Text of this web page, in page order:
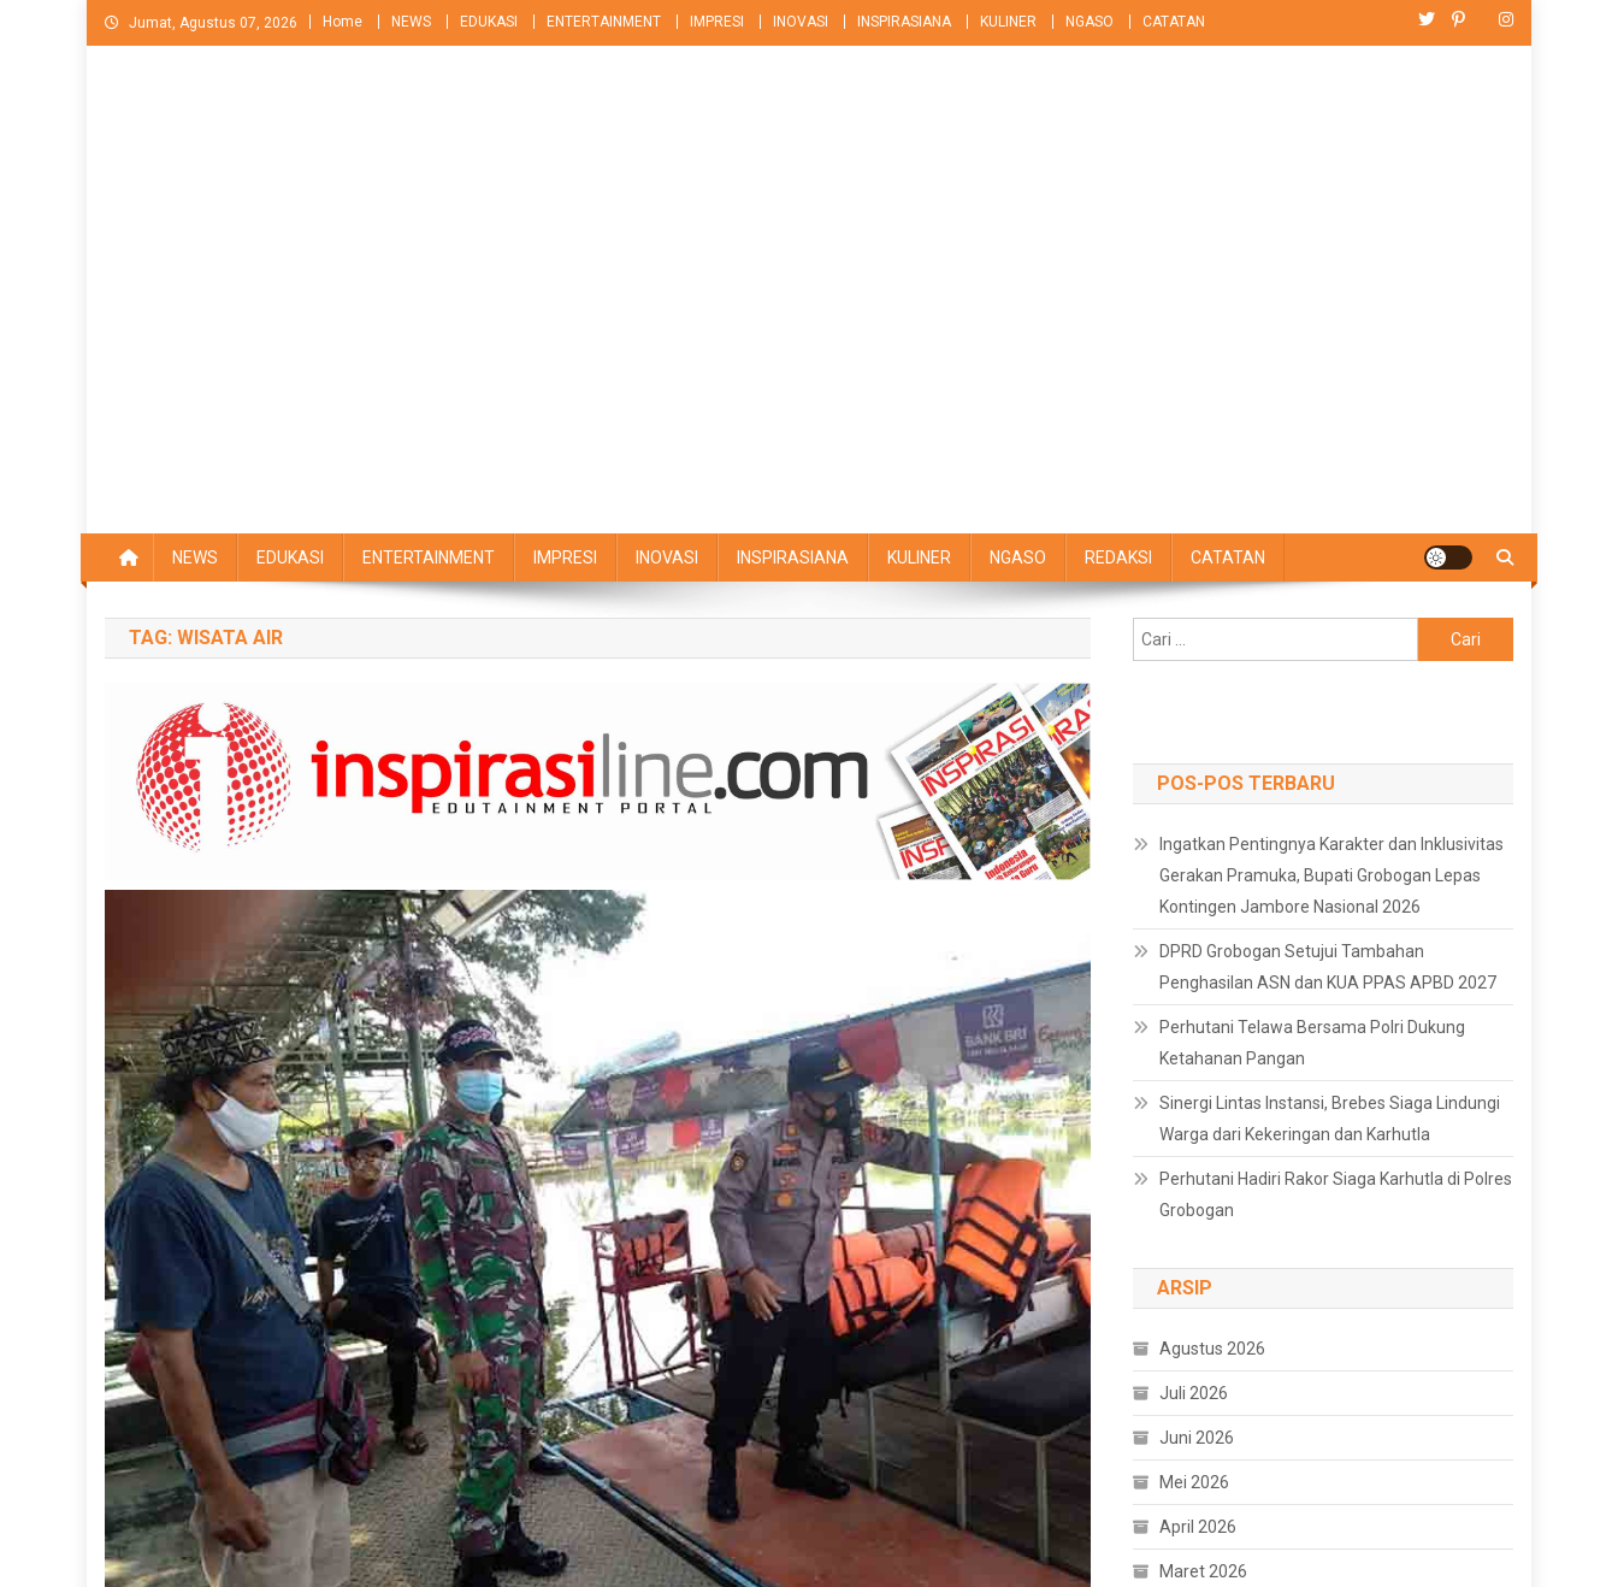
Skip
to
Jumat, Agustus 07, 2026 Home NEWS EDUKASI ENTERTAINMENT IMPRESI INOVASI INSPIRASIANA KULINER NGASO CATATAN
NEWS EDUKASI ENTERTAINMENT IMPRESI INOVASI INSPIRASIANA KULINER NGASO REDAKSI CATATAN
TAG: WISATA AIR
untuk:
POS-POS TERBARU
Ingatkan Pentingnya Karakter dan Inklusivitas
Gerakan Pramuka, Bupati Grobogan Lepas
Kontingen Jambore Nasional 2026
DPRD Grobogan Setujui Tambahan
Penghasilan ASN dan KUA PPAS APBD 2027
Perhutani Telawa Bersama Polri Dukung
Ketahanan Pangan
Sinergi Lintas Instansi, Brebes Siaga Lindungi
Warga dari Kekeringan dan Karhutla
Perhutani Hadiri Rakor Siaga Karhutla di Polres
Grobogan
ARSIP
Agustus 2026
Juli 2026
Juni 2026
Mei 2026
April 2026
Maret 2026